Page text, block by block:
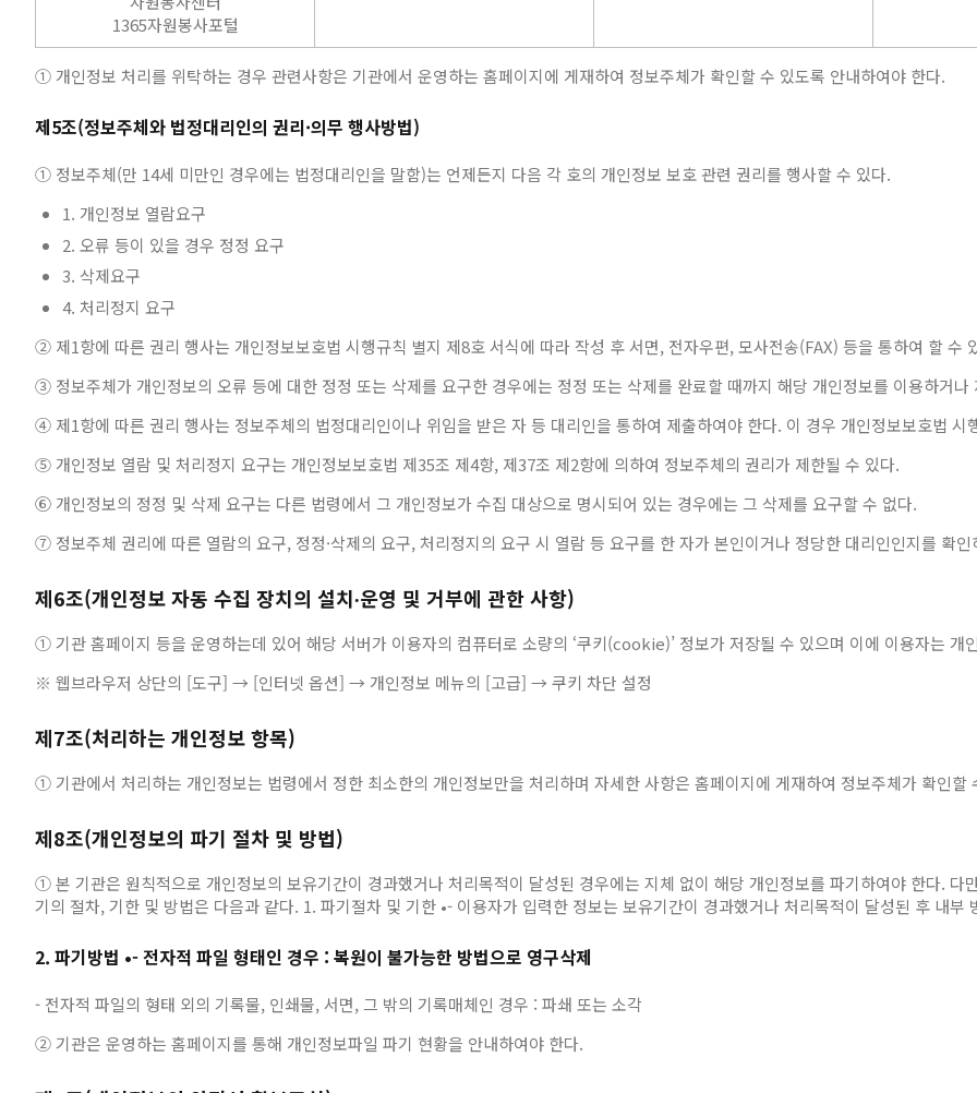
1365자원봉사포털
① 개인정보 처리를 위탁하는 경우 관련사항은 기관에서 운영하는 홈페이지에 게재하여 정보주체가 확인할 수 있도록 안내하여야 한다.
제5조(정보주체와 법정대리인의 권리·의무 행사방법)
① 정보주체(만 14세 미만인 경우에는 법정대리인을 말함)는 언제든지 다음 각 호의 개인정보 보호 관련 권리를 행사할 수 있다.
1. 개인정보 열람요구
2. 오류 등이 있을 경우 정정 요구
3. 삭제요구
4. 처리정지 요구
② 제1항에 따른 권리 행사는 개인정보보호법 시행규칙 별지 제8호 서식에 따라 작성 후 서면, 전자우편, 모사전송(FAX) 등을 통하여 할 수
③ 정보주체가 개인정보의 오류 등에 대한 정정 또는 삭제를 요구한 경우에는 정정 또는 삭제를 완료할 때까지 해당 개인정보를 이용하거나
④ 제1항에 따른 권리 행사는 정보주체의 법정대리인이나 위임을 받은 자 등 대리인을 통하여 제출하여야 한다. 이 경우 개인정보보호법
⑤ 개인정보 열람 및 처리정지 요구는 개인정보보호법 제35조 제4항, 제37조 제2항에 의하여 정보주체의 권리가 제한될 수 있다.
⑥ 개인정보의 정정 및 삭제 요구는 다른 법령에서 그 개인정보가 수집 대상으로 명시되어 있는 경우에는 그 삭제를 요구할 수 없다.
⑦ 정보주체 권리에 따른 열람의 요구, 정정·삭제의 요구, 처리정지의 요구 시 열람 등 요구를 한 자가 본인이거나 정당한 대리인인지를 확인
제6조(개인정보 자동 수집 장치의 설치∙운영 및 거부에 관한 사항)
① 기관 홈페이지 등을 운영하는데 있어 해당 서버가 이용자의 컴퓨터로 소량의 ‘쿠키(cookie)’ 정보가 저장될 수 있으며 이에 이용자는 개
※ 웹브라우저 상단의 [도구] → [인터넷 옵션] → 개인정보 메뉴의 [고급] → 쿠키 차단 설정
제7조(처리하는 개인정보 항목)
① 기관에서 처리하는 개인정보는 법령에서 정한 최소한의 개인정보만을 처리하며 자세한 사항은 홈페이지에 게재하여 정보주체가 확인할
제8조(개인정보의 파기 절차 및 방법)
① 본 기관은 원칙적으로 개인정보의 보유기간이 경과했거나 처리목적이 달성된 경우에는 지체 없이 해당 개인정보를 파기하여야 한다.
기의 절차, 기한 및 방법은 다음과 같다. 1. 파기절차 및 기한 •- 이용자가 입력한 정보는 보유기간이 경과했거나 처리목적이 달성된 후 내부
2. 파기방법 •- 전자적 파일 형태인 경우 : 복원이 불가능한 방법으로 영구삭제
- 전자적 파일의 형태 외의 기록물, 인쇄물, 서면, 그 밖의 기록매체인 경우 : 파쇄 또는 소각
② 기관은 운영하는 홈페이지를 통해 개인정보파일 파기 현황을 안내하여야 한다.